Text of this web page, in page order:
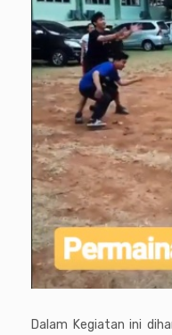
Dalam Kegiatan ini